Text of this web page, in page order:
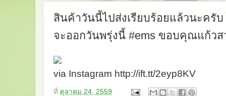
สินค้าวันนี้ไปส่งเรียบร้อยแล้วนะครั
จะออกวันพรุ่งนี้ #ems ขอบคุณแก้วส
via Instagram http://ift.tt/2eyp8KV
ที่ ตุลาคม 24, 2559